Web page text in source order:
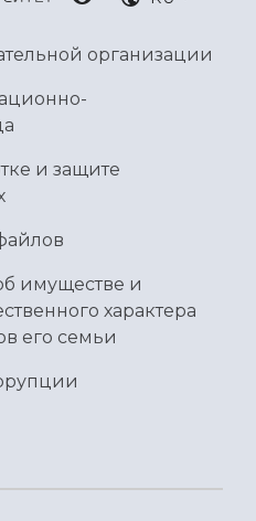
организации
и защите
имуществе и
характера
его семьи